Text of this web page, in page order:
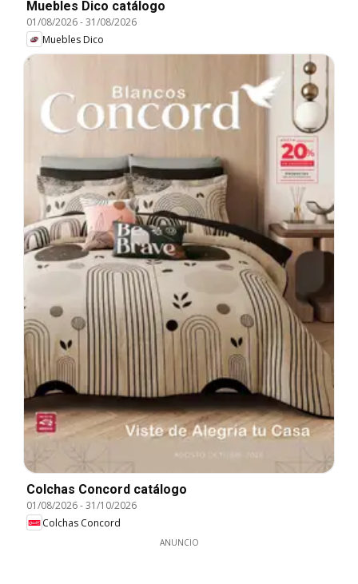
Muebles Dico catálogo
01/08/2026-31/08/2026
Muebles Dico
Colchas Concord catálogo
01/08/2026-31/10/2026
Colchas Concord
ANUNCIO